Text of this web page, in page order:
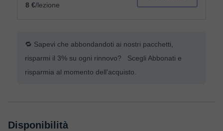
8 €/lezione
🔁 Sapevi che abbondandoti ai nostri pacchetti,
risparmi il 3% su ogni rinnovo? Scegli Abbonati e
risparmia al momento dell'acquisto.
Disponibilità